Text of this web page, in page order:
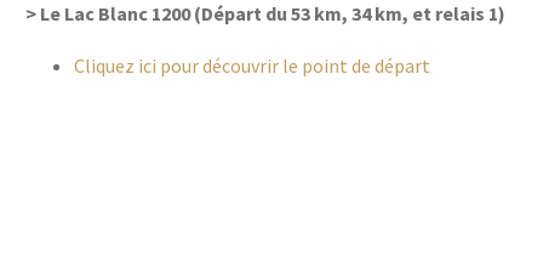
> Le Lac Blanc 1200 (Départ du 53 km, 34 km, et relais 1)
Cliquez ici pour découvrir le point de départ